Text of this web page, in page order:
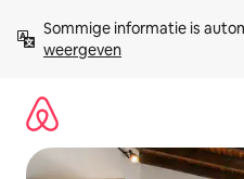
direct
naar
Sommige informatie is
weergeven